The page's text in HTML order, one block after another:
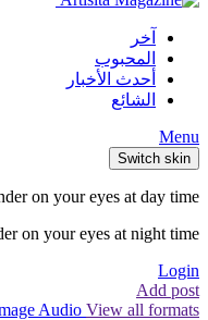
آخر
المحبوب
أحدث الأخبار
الشائع
Menu
Switch skin
on your eyes at day time.
on your eyes at night time.
Login
Add post
Audio View all formats